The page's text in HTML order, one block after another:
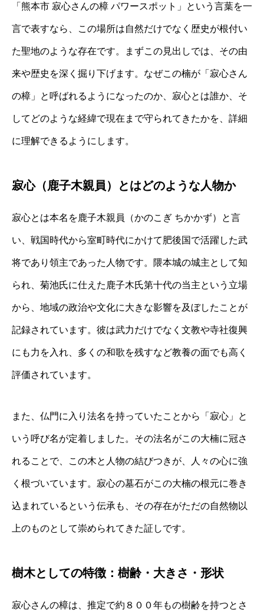
「熊本市 寂心さんの樟 パワースポット」という言葉を一
言で表すなら、この場所は自然だけでなく歴史が根付い
た聖地のような存在です。まずこの見出しでは、その由
来や歴史を深く掘り下げます。なぜこの楠が「寂心さん
の樟」と呼ばれるようになったのか、寂心とは誰か、そ
してどのような経緯で現在まで守られてきたかを、詳細
に理解できるようにします。
寂心（鹿子木親員）とはどのような人物か
寂心とは本名を鹿子木親員（かのこぎ ちかかず）と言
い、戦国時代から室町時代にかけて肥後国で活躍した武
将であり領主であった人物です。隈本城の城主として知
られ、菊池氏に仕えた鹿子木氏第十代の当主という立場
から、地域の政治や文化に大きな影響を及ぼしたことが
記録されています。彼は武力だけでなく文教や寺社復興
にも力を入れ、多くの和歌を残すなど教養の面でも高く
評価されています。
また、仏門に入り法名を持っていたことから「寂心」と
いう呼び名が定着しました。その法名がこの大楠に冠さ
れることで、この木と人物の結びつきが、人々の心に強
く根づいています。寂心の墓石がこの大楠の根元に巻き
込まれているという伝承も、その存在がただの自然物以
上のものとして崇められてきた証しです。
樹木としての特徴：樹齢・大きさ・形状
寂心さんの樟は、推定で約８００年もの樹齢を持つとさ